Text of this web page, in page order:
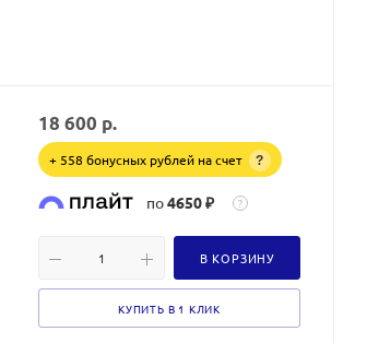
18 600 р.
+ 558 бонусных рублей на счет ?
по4650 ₽ ?
В КОРЗИНУ
КУПИТЬ В 1 КЛИК